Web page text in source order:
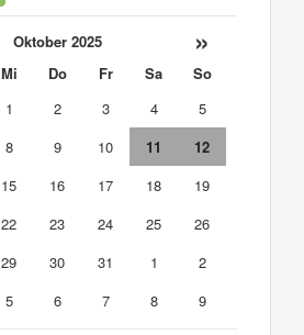
Oktober 2025 »
Mi Do Fr Sa
So
1 2 3 4
5
8 9 10 11
12
15 16 17 18
19
22 23 24 25
26
29 30 31 1
2
5 6 7 8 9